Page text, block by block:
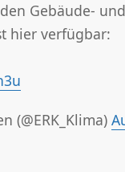
Gebäude- und
hier verfügbar:
(@ERK_Klima)